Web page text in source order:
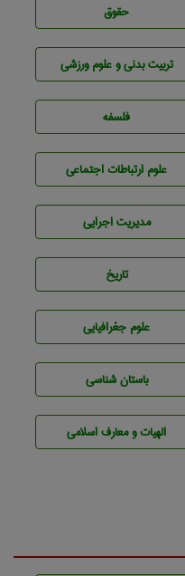
حقوق
تربيت بدنی و علوم ورزشی
فلسفه
علوم ارتباطات اجتماعی
مديريت اجرايی
تاريخ
علوم جغرافيايی
باستان شناسی
الهیات و معارف اسلامی